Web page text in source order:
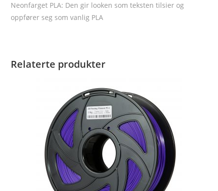
Neonfarget PLA: Den gir looken som teksten tilsier og
oppfører seg som vanlig PLA
Relaterte produkter